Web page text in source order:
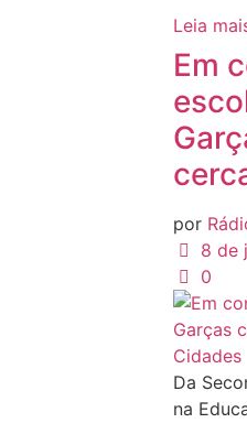
Leia
Em
por
8 de
0
Cidades
Da
na